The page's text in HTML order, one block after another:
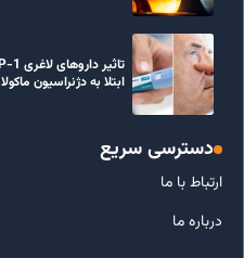
ابتلا به دژنراسیون ماکولا
دسترسی سریع
ارتباط با ما
درباره ما